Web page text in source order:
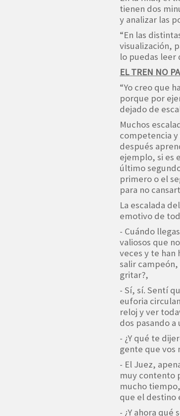
tienen dos
y analizar las
“En las
visualización,
lo puedas leer
EL TREN NO
“Yo creo que
porque por
dejado de
Muchos
competencia
después
ejemplo, si es
último
primero o el
para no
La escalada
emotivo de
- Cuándo
valiosos que
veces y te han
salir campeón,
gritar?,
- Sí, sí. Sentí
euforia
reloj y ver
dos pasando a
- ¿Y qué te
gente que vos
- El Juez,
muy contento
mucho
que el destino
- ¿Y ahora